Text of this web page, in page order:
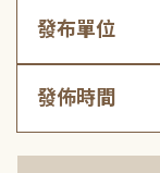
發布單位
發佈時間